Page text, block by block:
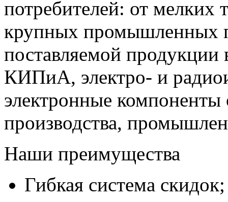
потребителей: от мелких
крупных промышленных
поставляемой продукции
КИПиА, электро- и
электронные компоненты
производства,
Наши преимущества
Гибкая система скидок;